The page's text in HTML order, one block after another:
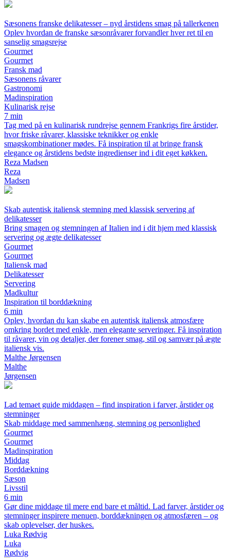
Sæsonens franske delikatesser – nyd årstidens smag på tallerkenen
Oplev hvordan de franske sæsonråvarer forvandler hver ret til en
sanselig smagsrejse
Gourmet
Gourmet
Fransk mad
Sæsonens råvarer
Gastronomi
Madinspiration
Kulinarisk rejse
7 min
Tag med på en kulinarisk rundrejse gennem Frankrigs fire årstider,
hvor friske råvarer, klassiske teknikker og enkle
smagskombinationer mødes. Få inspiration til at bringe fransk
elegance og årstidens bedste ingredienser ind i dit eget køkken.
Reza Madsen
Reza
Madsen
Skab autentisk italiensk stemning med klassisk servering af
delikatesser
Bring smagen og stemningen af Italien ind i dit hjem med klassisk
servering og ægte delikatesser
Gourmet
Gourmet
Italiensk mad
Delikatesser
Servering
Madkultur
Inspiration til borddækning
6 min
Oplev, hvordan du kan skabe en autentisk italiensk atmosfære
omkring bordet med enkle, men elegante serveringer. Få inspiration
til råvarer, vin og detaljer, der forener smag, stil og samvær på ægte
italiensk vis.
Malthe Jørgensen
Malthe
Jørgensen
Lad temaet guide middagen – find inspiration i farver, årstider og
stemninger
Skab middage med sammenhæng, stemning og personlighed
Gourmet
Gourmet
Madinspiration
Middag
Borddækning
Sæson
Livsstil
6 min
Gør dine middage til mere end bare et måltid. Lad farver, årstider og
stemninger inspirere menuen, borddækningen og atmosfæren – og
skab oplevelser, der huskes.
Luka Rødvig
Luka
Rødvig